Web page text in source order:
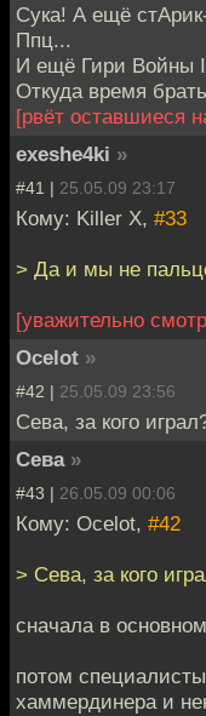
Сука! А ещё
Ппц...
И ещё Гири Войны
Откуда время
[рвёт оставшиеся
exeshe4ki »
#41 | 25.05.09 23:17
Кому: Killer X, #33
> Да и мы не
[уважительно
Ocelot »
#42 | 25.05.09 23:56
Сева, за кого
Сева »
#43 | 26.05.09 00:06
Кому: Ocelot, #42
> Сева, за кого
сначала в
потом
хаммердинера и